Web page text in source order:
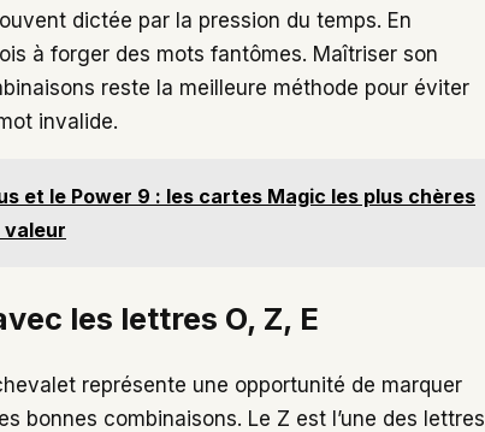
dictée par la pression du temps. En
à forger des mots fantômes. Maîtriser son
reste la meilleure méthode pour éviter
invalide.
et le Power 9 : les cartes Magic les plus chères
les lettres O, Z, E
représente une opportunité de marquer
bonnes combinaisons. Le Z est l’une des lettres